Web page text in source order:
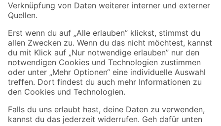
Sicher einkaufen
Jetzt die toom-App herunterladen
Alle Preisangaben in EUR inkl. gesetzl. MwSt.. Die dargestellten Angebote sind unter